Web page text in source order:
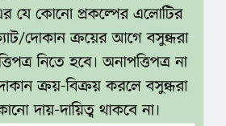
রেলওয়ে জংশন উন্নয়নের দাবিতে
স্মারকলিপি
জনগণের ভাগ্য নিয়ে কাউকে
ছিনিমিনি খেলতে দেওয়া হবে না:
প্রধানমন্ত্রী